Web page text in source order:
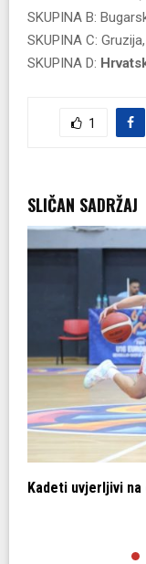
SKUPINA B:
SKUPINA C:
SKUPINA D:
1
SLIČAN SADRŽAJ
Kadeti uvjerljivi